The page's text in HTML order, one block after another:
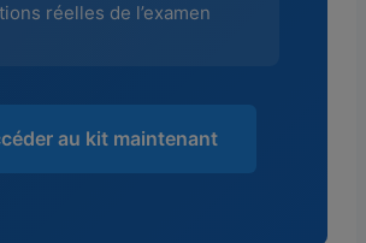
réelles de l’examen
au kit maintenant